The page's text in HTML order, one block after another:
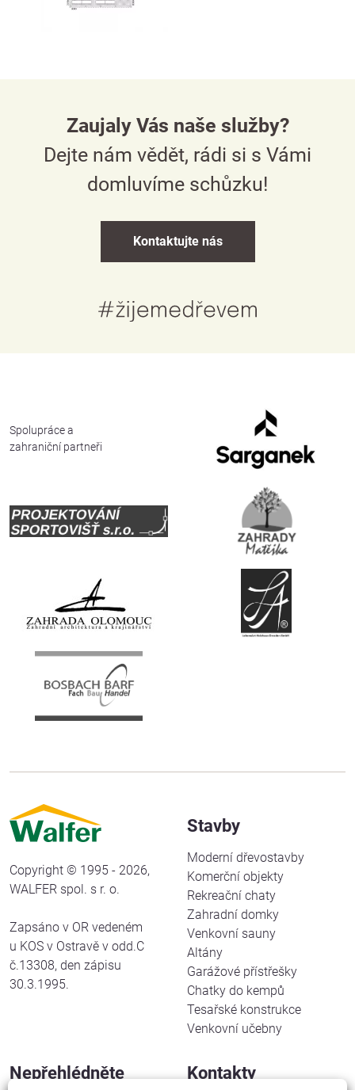
Zaujaly Vás naše služby?
Dejte nám vědět, rádi si s Vámi
domluvíme schůzku!
Kontaktujte nás
Spolupráce a
zahraniční partneři
Copyright © 1995 - 2026,
WALFER spol. s r. o.
Zapsáno v OR vedeném
u KOS v Ostravě v odd.C
č.13308, den zápisu
30.3.1995.
Stavby
Moderní dřevostavby
Komerční objekty
Rekreační chaty
Zahradní domky
Venkovní sauny
Altány
Garážové přístřešky
Chatky do kempů
Tesařské konstrukce
Venkovní učebny
Nepřehlédněte Kontakty
Česky